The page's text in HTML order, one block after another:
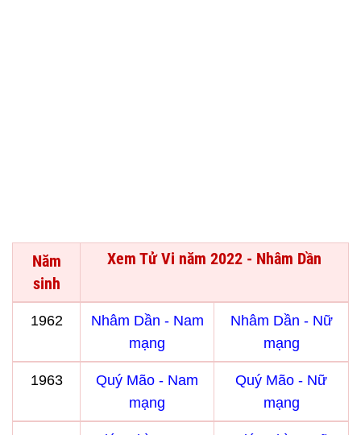
Năm
sinh
Xem Tử Vi năm 2022 - Nhâm Dần
1962
Nhâm Dần - Nam
mạng
Nhâm Dần - Nữ
mạng
1963
Quý Mão - Nam
mạng
Quý Mão - Nữ
mạng